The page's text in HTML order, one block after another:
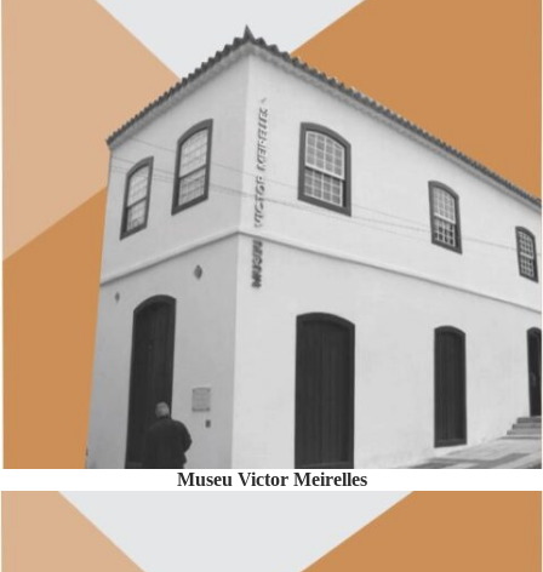
Museu Victor Meirelles